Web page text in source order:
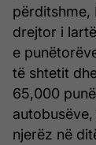
përditshme,
drejtor i
e
të shtetit
65,000
njerëz në